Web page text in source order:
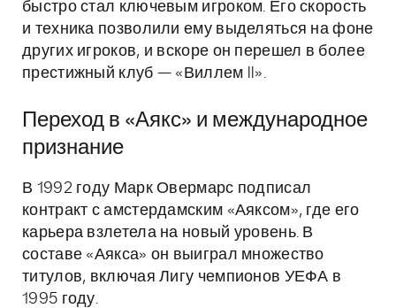
быстро стал ключевым игроком. Его скорость
и техника позволили ему выделяться на фоне
других игроков, и вскоре он перешел в более
престижный клуб — «Виллем II».
Переход в «Аякс» и международное
признание
В 1992 году Марк Овермарс подписал
контракт с амстердамским «Аяксом», где его
карьера взлетела на новый уровень. В
составе «Аякса» он выиграл множество
титулов, включая Лигу чемпионов УЕФА в
1995 году.